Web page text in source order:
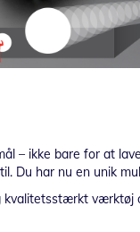
– ikke bare for at
Du har nu en unik
kvalitetsstærkt værktøj